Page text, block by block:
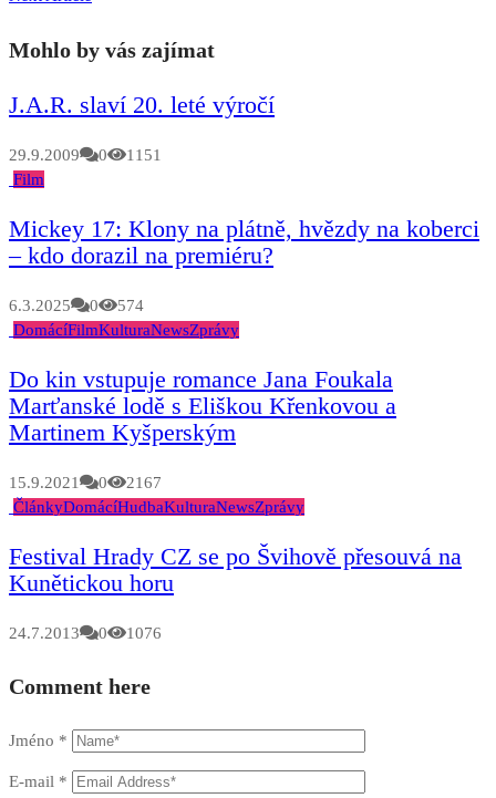
Mohlo by vás zajímat
J.A.R. slaví 20. leté výročí
29.9.2009 0
1151
Film
Mickey 17: Klony na plátně, hvězdy na koberci
– kdo dorazil na premiéru?
6.3.2025 0
574
DomácíFilmKulturaNewsZprávy
Do kin vstupuje romance Jana Foukala
Marťanské lodě s Eliškou Křenkovou a
Martinem Kyšperským
15.9.2021 0
2167
ČlánkyDomácíHudbaKulturaNewsZprávy
Festival Hrady CZ se po Švihově přesouvá na
Kunětickou horu
24.7.2013 0 1076
Comment here
Jméno *
E-mail *